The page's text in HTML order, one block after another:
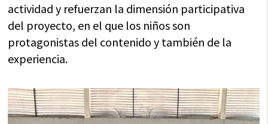
actividad y refuerzan la dimensión participativa
del proyecto, en el que los niños son
protagonistas del contenido y también de la
experiencia.